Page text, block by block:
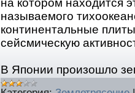
называемого
континентальные
сейсмическую
В Японии произошло